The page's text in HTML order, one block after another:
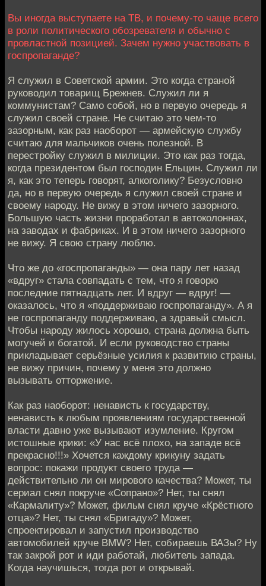
Вы иногда выступаете на ТВ, и почему-то чаще всего
в роли политического обозревателя и обычно с
провластной позицией. Зачем нужно участвовать в
госпропаганде?
Я служил в Советской армии. Это когда страной
руководил товарищ Брежнев. Служил ли я
коммунистам? Само собой, но в первую очередь я
служил своей стране. Не считаю это чем-то
зазорным, как раз наоборот — армейскую службу
считаю для мальчиков очень полезной. В
перестройку служил в милиции. Это как раз тогда,
когда президентом был господин Ельцин. Служил ли
я, как это теперь говорят, алкоголику? Безусловно
да, но в первую очередь я служил своей стране и
своему народу. Не вижу в этом ничего зазорного.
Большую часть жизни проработал в автоколоннах,
на заводах и фабриках. И в этом ничего зазорного
не вижу. Я свою страну люблю.
Что же до «госпропаганды» — она пару лет назад
«вдруг» стала совпадать с тем, что я говорю
последние пятнадцать лет. И вдруг — вдруг! —
оказалось, что я «поддерживаю госпропаганду». А я
не госпропаганду поддерживаю, а здравый смысл.
Чтобы народу жилось хорошо, страна должна быть
могучей и богатой. И если руководство страны
прикладывает серьёзные усилия к развитию страны,
не вижу причин, почему у меня это должно
вызывать отторжение.
Как раз наоборот: ненависть к государству,
ненависть к любым проявлениям государственной
власти давно уже вызывают изумление. Кругом
истошные крики: «У нас всё плохо, на западе всё
прекрасно!!!» Хочется каждому крикуну задать
вопрос: покажи продукт своего труда —
действительно ли он мирового качества? Может, ты
сериал снял покруче «Сопрано»? Нет, ты снял
«Кармалиту»? Может, фильм снял круче «Крёстного
отца»? Нет, ты снял «Бригаду»? Может,
спроектировал и запустил производство
автомобилей круче BMW? Нет, собираешь ВАЗы? Ну
так закрой рот и иди работай, любитель запада.
Когда научишься, тогда рот и открывай.